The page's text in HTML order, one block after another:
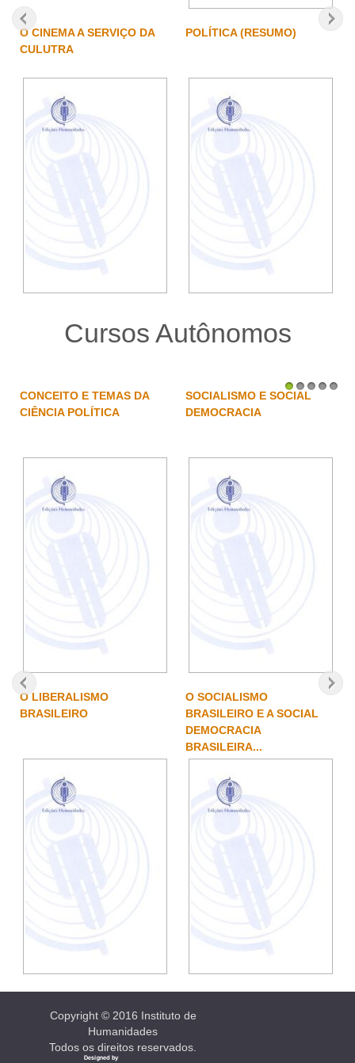
O CINEMA A SERVIÇO DA
CULUTRA
POLÍTICA (RESUMO)
Cursos Autônomos
1 2 3
CONCEITO E TEMAS DA
CIÊNCIA POLÍTICA
SOCIALISMO E SOCIAL
DEMOCRACIA
O LIBERALISMO
BRASILEIRO
O SOCIALISMO
BRASILEIRO E A SOCIAL
DEMOCRACIA
BRASILEIRA...
Copyright © 2016 Instituto de
Humanidades
Todos os direitos reservados.